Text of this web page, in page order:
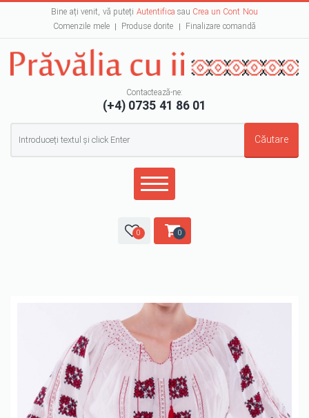
Bine ați venit, vă puteți Autentifica sau Crea un Cont Nou
Comenzile mele
Produse dorite Finalizare comandă
Contactează-ne:
(+4) 0735 41 86 01
Formular de căutare
0 0